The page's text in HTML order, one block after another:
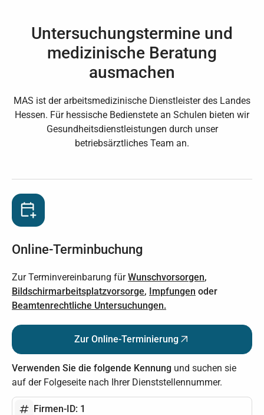
Untersuchungstermine und
medizinische Beratung
ausmachen
MAS ist der arbeitsmedizinische Dienstleister des Landes
Hessen. Für hessische Bedienstete an Schulen bieten wir
Gesundheitsdienstleistungen durch unser
betriebsärztliches Team an.
Online-Terminbuchung
Zur Terminvereinbarung fürWunschvorsorgen,
Bildschirmarbeitsplatzvorsorge, Impfungen oder
Beamtenrechtliche Untersuchungen.
Zur Online-Terminierung
Verwenden Sie die folgende Kennung und suchen sie
auf der Folgeseite nach Ihrer Dienststellennummer.
Firmen-ID: 1